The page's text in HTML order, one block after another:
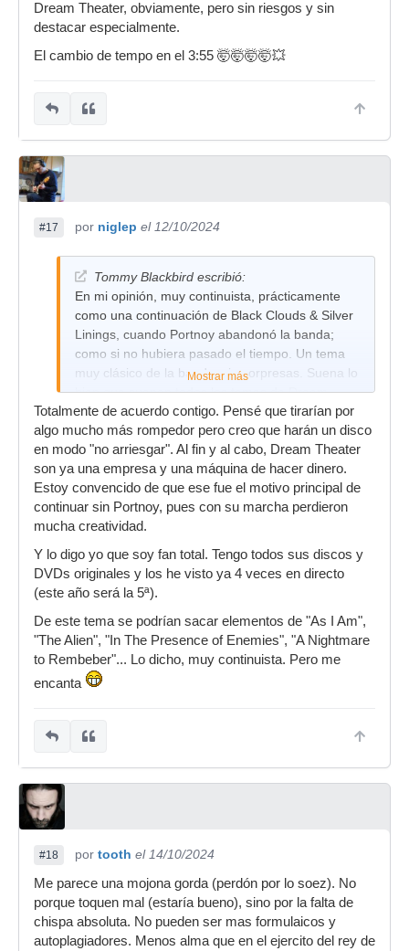
Dream Theater, obviamente, pero sin riesgos y sin
destacar especialmente.
El cambio de tempo en el 3:55 🤯🤯🤯🤯💥
#17 por niglep el 12/10/2024
Tommy Blackbird escribió:
En mi opinión, muy continuista, prácticamente
como una continuación de Black Clouds & Silver
Linings, cuando Portnoy abandonó la banda;
como si no hubiera pasado el tiempo. Un tema
muy clásico de la banda, sin sorpresas. Suena lo
bien que suenan todos los temas de Dream
Theater, obviamente, pero sin riesgos y sin
destacar especialmente.
Mostrar más
Totalmente de acuerdo contigo. Pensé que tirarían por
algo mucho más rompedor pero creo que harán un disco
en modo "no arriesgar". Al fin y al cabo, Dream Theater
son ya una empresa y una máquina de hacer dinero.
Estoy convencido de que ese fue el motivo principal de
continuar sin Portnoy, pues con su marcha perdieron
mucha creatividad.
Y lo digo yo que soy fan total. Tengo todos sus discos y
DVDs originales y los he visto ya 4 veces en directo
(este año será la 5ª).
De este tema se podrían sacar elementos de "As I Am",
"The Alien", "In The Presence of Enemies", "A Nightmare
to Rembeber"... Lo dicho, muy continuista. Pero me
encanta
#18 por tooth el 14/10/2024
Me parece una mojona gorda (perdón por lo soez). No
porque toquen mal (estaría bueno), sino por la falta de
chispa absoluta. No pueden ser mas formulaicos y
autoplagiadores. Menos alma que en el ejercito del rey de